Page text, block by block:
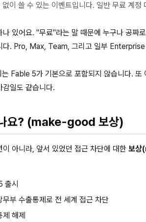
이 쓸 수 있는 이벤트입니다. 일반 무료 계정
있어요. "무료"라는 말 때문에 누구나 공짜
다. Pro, Max, Team, 그리고 일부 Enterprise
Fable 5가 기본으로 포함되지 않습니다. 또
일도 같습니다.
요? (make-good 보상)
아니라, 앞서 있었던 접근 차단에 대한 보
출시
무부 수출통제로 전 세계 접근 차단
해제